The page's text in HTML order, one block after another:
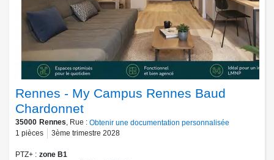
Rennes - My Campus Rennes Baud
Chardonnet
35000 Rennes, Rue : Obtenir une documentation personnalisée
1 pièces 3ème trimestre 2028
PTZ+
zone B1